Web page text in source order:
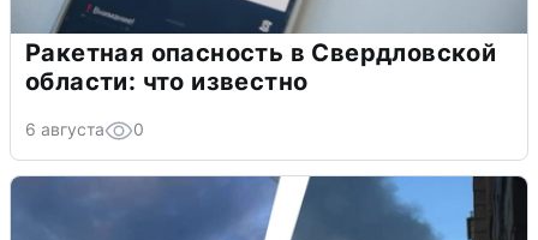
Ракетная опасность в Свердловской
области: что известно
6 августа 0